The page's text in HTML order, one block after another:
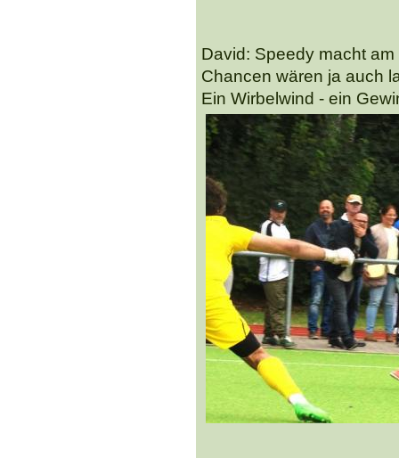
David: Speedy macht
Chancen wären ja auch
Ein Wirbelwind - ein